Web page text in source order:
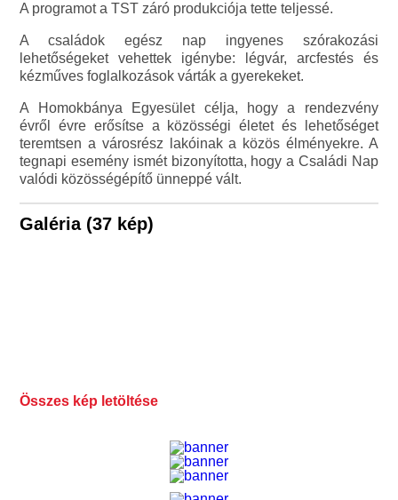
A programot a TST záró produkciója tette teljessé.
A családok egész nap ingyenes szórakozási
lehetőségeket vehettek igénybe: légvár, arcfestés és
kézműves foglalkozások várták a gyerekeket.
A Homokbánya Egyesület célja, hogy a rendezvény
évről évre erősítse a közösségi életet és lehetőséget
teremtsen a városrész lakóinak a közös élményekre. A
tegnapi esemény ismét bizonyította, hogy a Családi Nap
valódi közösségépítő ünneppé vált.
Galéria (37 kép)
Összes kép letöltése